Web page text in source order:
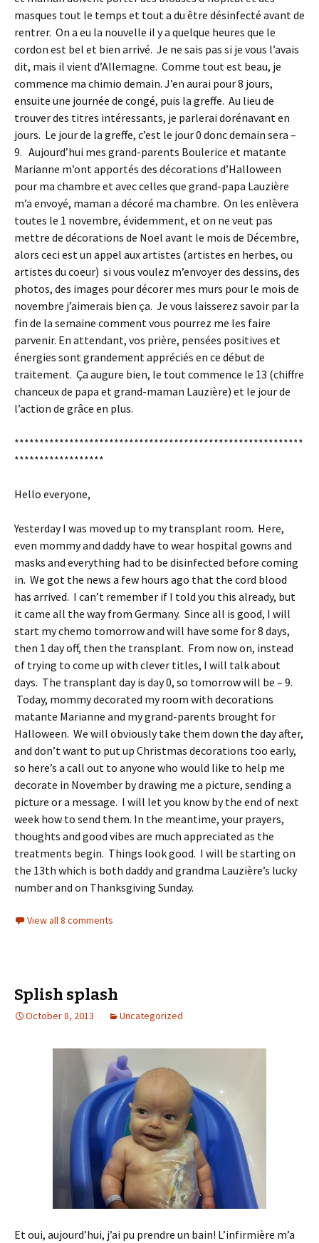
masques tout le temps et tout a du être désinfecté avant de
rentrer. On a eu la nouvelle il y a quelque heures que le
cordon est bel et bien arrivé. Je ne sais pas si je vous l’avais
dit, mais il vient d’Allemagne. Comme tout est beau, je
commence ma chimio demain. J’en aurai pour 8 jours,
ensuite une journée de congé, puis la greffe. Au lieu de
trouver des titres intéressants, je parlerai dorénavant en
jours. Le jour de la greffe, c’est le jour 0 donc demain sera –
9. Aujourd’hui mes grand-parents Boulerice et matante
Marianne m’ont apportés des décorations d’Halloween
pour ma chambre et avec celles que grand-papa Lauzière
m’a envoyé, maman a décoré ma chambre. On les enlèvera
toutes le 1 novembre, évidemment, et on ne veut pas
mettre de décorations de Noel avant le mois de Décembre,
alors ceci est un appel aux artistes (artistes en herbes, ou
artistes du coeur) si vous voulez m’envoyer des dessins, des
photos, des images pour décorer mes murs pour le mois de
novembre j’aimerais bien ça. Je vous laisserez savoir par la
fin de la semaine comment vous pourrez me les faire
parvenir. En attendant, vos prière, pensées positives et
énergies sont grandement appréciés en ce début de
traitement. Ça augure bien, le tout commence le 13 (chiffre
chanceux de papa et grand-maman Lauzière) et le jour de
l’action de grâce en plus.
**********************************************************
******************
Hello everyone,
Yesterday I was moved up to my transplant room. Here,
even mommy and daddy have to wear hospital gowns and
masks and everything had to be disinfected before coming
in. We got the news a few hours ago that the cord blood
has arrived. I can’t remember if I told you this already, but
it came all the way from Germany. Since all is good, I will
start my chemo tomorrow and will have some for 8 days,
then 1 day off, then the transplant. From now on, instead
of trying to come up with clever titles, I will talk about
days. The transplant day is day 0, so tomorrow will be – 9.
Today, mommy decorated my room with decorations
matante Marianne and my grand-parents brought for
Halloween. We will obviously take them down the day after,
and don’t want to put up Christmas decorations too early,
so here’s a call out to anyone who would like to help me
decorate in November by drawing me a picture, sending a
picture or a message. I will let you know by the end of next
week how to send them. In the meantime, your prayers,
thoughts and good vibes are much appreciated as the
treatments begin. Things look good. I will be starting on
the 13th which is both daddy and grandma Lauzière’s lucky
number and on Thanksgiving Sunday.
View all 8 comments
Splish splash
October 8, 2013 Uncategorized
Et oui, aujourd’hui, j’ai pu prendre un bain! L’infirmière m’a